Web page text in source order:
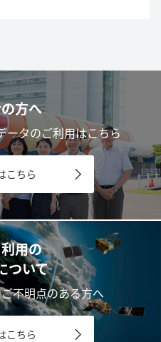
方へ
ータのご利用はこちら
こちら
用の
ついて
不明点のある方へ
こちら